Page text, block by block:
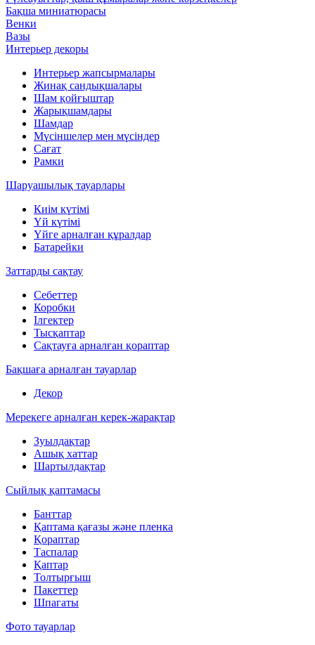
Бақша миниатюрасы
Венки
Вазы
Интерьер декоры
Интерьер жапсырмалары
Жинақ сандықшалары
Шам қойғыштар
Жарықшамдары
Шамдар
Мүсіншелер мен мүсіндер
Сағат
Рамки
Шаруашылық тауарлары
Киім күтімі
Үй күтімі
Үйге арналған құралдар
Батарейки
Заттарды сақтау
Себеттер
Коробки
Ілгектер
Тысқаптар
Сақтауға арналған қораптар
Бақшаға арналған тауарлар
Декор
Мерекеге арналған керек-жарақтар
Зуылдақтар
Ашық хаттар
Шартылдақтар
Сыйлық қаптамасы
Банттар
Қаптама қағазы және пленка
Қораптар
Таспалар
Қаптар
Толтырғыш
Пакеттер
Шпагаты
Фото тауарлар